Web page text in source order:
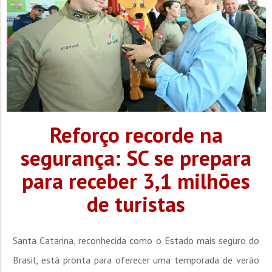
Reforço recorde na
segurança: SC se prepara
para receber 3,1 milhões
de turistas
Santa Catarina, reconhecida como o Estado mais seguro do
Brasil, está pronta para oferecer uma temporada de verão